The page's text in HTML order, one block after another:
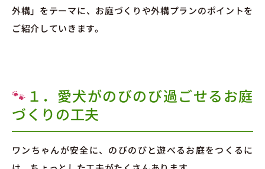
外構」をテーマに、お庭づくりや外構プランのポイントを
ご紹介していきます。
🐾 １．愛犬がのびのび過ごせるお庭
づくりの工夫
ワンちゃんが安全に、のびのびと遊べるお庭をつくるに